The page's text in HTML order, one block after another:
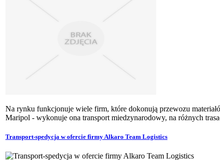
Na rynku funkcjonuje wiele firm, które dokonują przewozu
Maripol - wykonuje ona transport miedzynarodowy, na różnych
Transport-spedycja w ofercie firmy Alkaro Team Logistics